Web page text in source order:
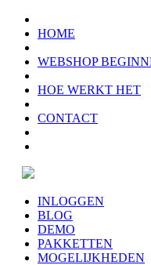
HOME
WEBSHOP
HOE WERKT HET
CONTACT
INLOGGEN
BLOG
DEMO
PAKKETTEN
MOGELIJKHEDEN